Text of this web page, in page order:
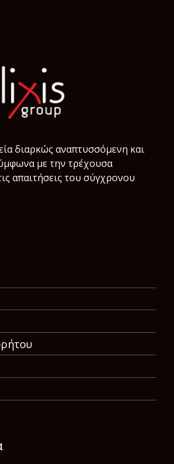
διαρκώς αναπτυσσόμενη και
µε την τρέχουσα
απαιτήσεις του σύγχρονου